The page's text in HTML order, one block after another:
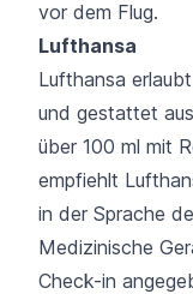
vor dem Flug.
Lufthansa
Lufthansa
und gestattet
über 100 ml mit
empfiehlt
in der Sprache
Medizinische
Check-in